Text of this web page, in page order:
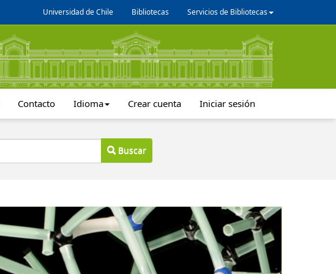
Universidad de Chile Bibliotecas Servicios de Bibliotecas
Contacto Idioma Crear cuenta Iniciar sesión
Buscar